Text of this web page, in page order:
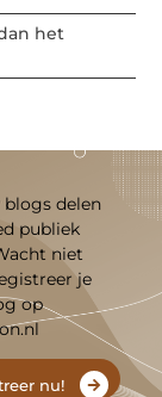
het
delen
publiek
niet
je
op
nu!